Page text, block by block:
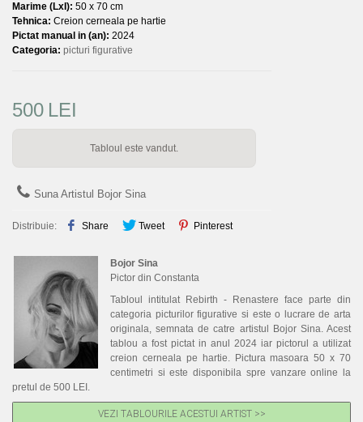
Marime (LxI): 50 x 70 cm
Tehnica: Creion cerneala pe hartie
Pictat manual in (an): 2024
Categoria: picturi figurative
500 LEI
Tabloul este vandut.
Suna Artistul Bojor Sina
Distribuie: Share Tweet Pinterest
Bojor Sina
Pictor din Constanta
Tabloul intitulat Rebirth - Renastere face parte din
categoria picturilor figurative si este o lucrare de arta
originala, semnata de catre artistul Bojor Sina. Acest
tablou a fost pictat in anul 2024 iar pictorul a utilizat
creion cerneala pe hartie. Pictura masoara 50 x 70
centimetri si este disponibila spre vanzare online la
pretul de 500 LEI.
VEZI TABLOURILE ACESTUI ARTIST >>